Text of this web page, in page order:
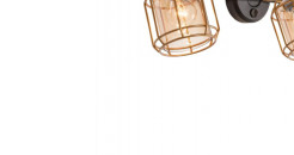
СВЕТИЛЬНИКИ КАК В ИКЕА